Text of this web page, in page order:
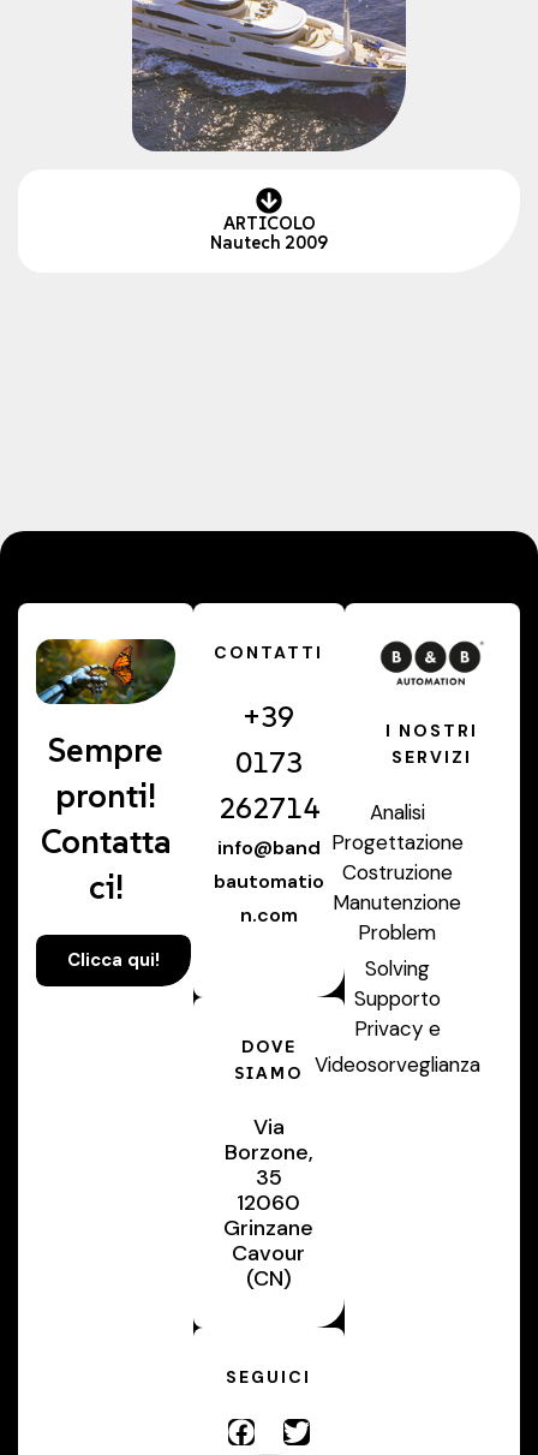
ARTICOLO
Nautech 2009
Sempre
pronti!
Contatta
ci!
Clicca qui!
CONTATTI
+39
0173
262714
info@band
bautomatio
n.com
DOVE
SIAMO
Via
Borzone,
35
12060
Grinzane
Cavour
(CN)
SEGUICI
I NOSTRI
SERVIZI
Analisi
Progettazione
Costruzione
Manutenzione
Problem
Solving
Supporto
Privacy e
Videosorveglianza